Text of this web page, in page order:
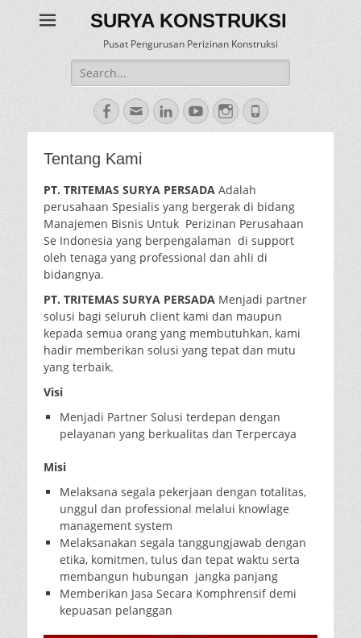
SURYA KONSTRUKSI
Pusat Pengurusan Perizinan Konstruksi
Search
for:
Facebook
EmailLinkedIn
YouTubeInstagram
Phone
Tentang Kami
PT. TRITEMAS SURYA PERSADA Adalah
perusahaan Spesialis yang bergerak di bidang
Manajemen Bisnis Untuk Perizinan Perusahaan
Se Indonesia yang berpengalaman di support
oleh tenaga yang professional dan ahli di
bidangnya.
PT. TRITEMAS SURYA PERSADA Menjadi partner
solusi bagi seluruh client kami dan maupun
kepada semua orang yang membutuhkan, kami
hadir memberikan solusi yang tepat dan mutu
yang terbaik.
Visi
Menjadi Partner Solusi terdepan dengan
pelayanan yang berkualitas dan Terpercaya
Misi
Melaksana segala pekerjaan dengan totalitas,
unggul dan professional melalui knowlage
management system
Melaksanakan segala tanggungjawab dengan
etika, komitmen, tulus dan tepat waktu serta
membangun hubungan jangka panjang
Memberikan Jasa Secara Komphrensif demi
kepuasan pelanggan